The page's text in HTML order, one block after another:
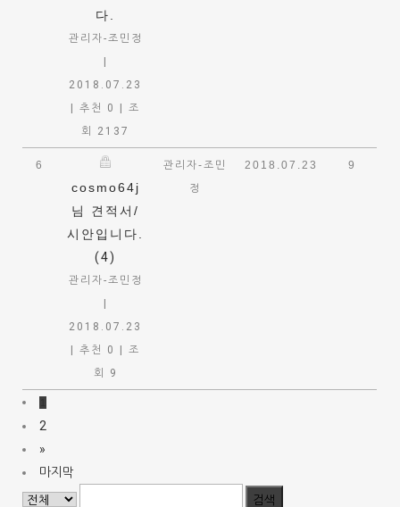
다.
관리자-조민정
2018.07.23
추천 0
조
회 2137
6
cosmo64j
님 견적서/
시안입니다.
(4)
관리자-조민정
2018.07.23
추천 0
조
회 9
관리자-조민
정
2018.07.23 9
2
»
마지막
검색